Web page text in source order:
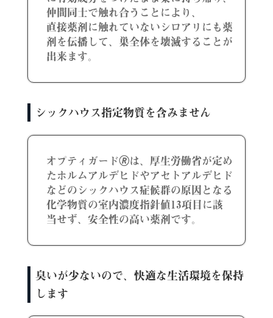
仲間同士で触れ合うことにより、
直接薬剤に触れていないシロアリにも薬
剤を伝播して、巣全体を壊滅することが
出来ます。
シックハウス指定物質を含みません
オプティガード🄬は、厚生労働省が定め
たホルムアルデヒドやアセトアルデヒド
などのシックハウス症候群の原因となる
化学物質の室内濃度指針値13項目に該
当せず、安全性の高い薬剤です。
臭いが少ないので、快適な生活環境を保持
します